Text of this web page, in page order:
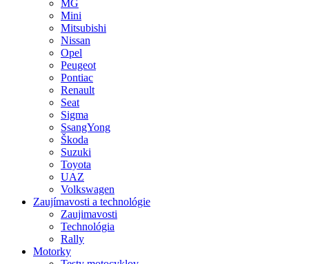
MG
Mini
Mitsubishi
Nissan
Opel
Peugeot
Pontiac
Renault
Seat
Sigma
SsangYong
Škoda
Suzuki
Toyota
UAZ
Volkswagen
Zaujímavosti a technológie
Zaujimavosti
Technológia
Rally
Motorky